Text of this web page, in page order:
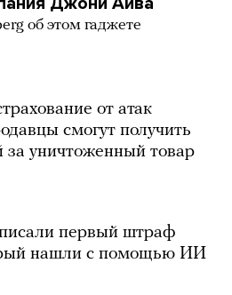
об этом гаджете
от атак
смогут получить
за уничтоженный товар
первый штраф
нашли с помощью ИИ